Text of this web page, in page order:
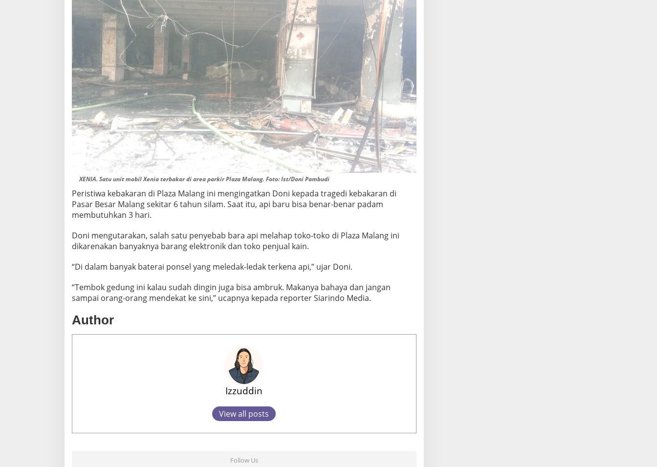
XENIA. Satu unit mobil Xenia terbakar di area parkir Plaza Malang. Foto: Ist/Doni Pambudi
Peristiwa kebakaran di Plaza Malang ini mengingatkan Doni kepada tragedi kebakaran di
Pasar Besar Malang sekitar 6 tahun silam. Saat itu, api baru bisa benar-benar padam
membutuhkan 3 hari.
Doni mengutarakan, salah satu penyebab bara api melahap toko-toko di Plaza Malang ini
dikarenakan banyaknya barang elektronik dan toko penjual kain.
“Di dalam banyak baterai ponsel yang meledak-ledak terkena api,” ujar Doni.
“Tembok gedung ini kalau sudah dingin juga bisa ambruk. Makanya bahaya dan jangan
sampai orang-orang mendekat ke sini,” ucapnya kepada reporter Siarindo Media.
Author
Izzuddin
View all posts
Follow Us